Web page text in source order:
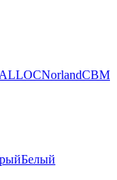
ALLOCNorlandCBM
Белый